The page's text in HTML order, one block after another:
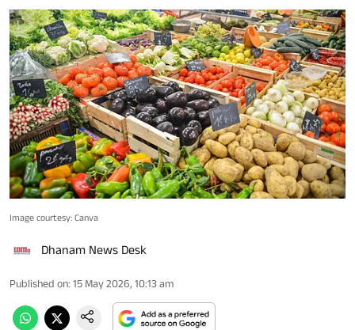
Image courtesy: Canva
Dhanam News Desk
Published on: 15 May 2026, 10:13 am